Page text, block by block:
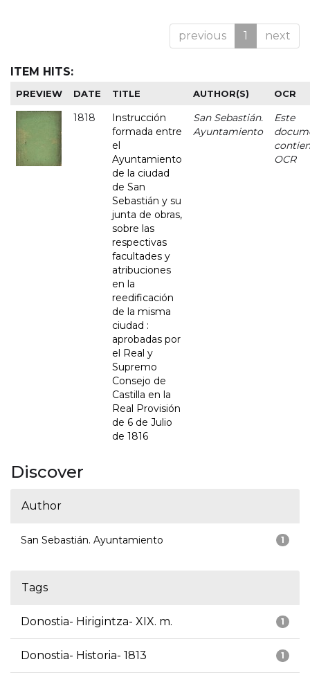
previous 1 next
ITEM HITS:
PREVIEW DATE TITLE AUTHOR(S) OCR
1818
Instrucción
formada entre
el
Ayuntamiento
de la ciudad
de San
Sebastián y su
junta de obras,
sobre las
respectivas
facultades y
atribuciones
en la
reedificación
de la misma
ciudad :
aprobadas por
el Real y
Supremo
Consejo de
Castilla en la
Real Provisión
de 6 de Julio
de 1816
San Sebastián.
Ayuntamiento
Este
OCR
Discover
Author
1
San Sebastián. Ayuntamiento
Tags
1
Donostia- Hirigintza- XIX. m.
1
Donostia- Historia- 1813